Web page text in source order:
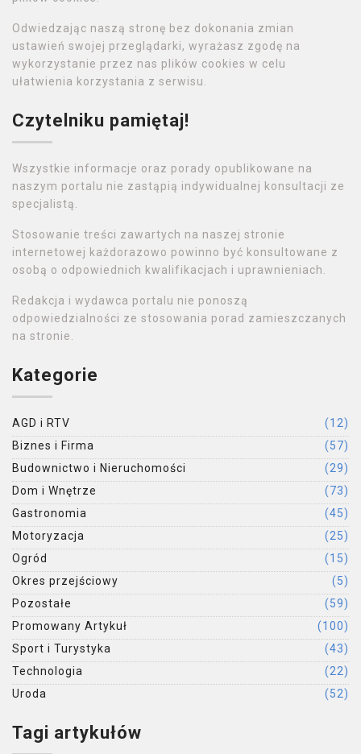
Odwiedzając naszą stronę bez dokonania zmian
ustawień swojej przeglądarki, wyrażasz zgodę na
wykorzystanie przez nas plików cookies w celu
ułatwienia korzystania z serwisu.
Czytelniku pamiętaj!
Wszystkie informacje oraz porady opublikowane na
naszym portalu nie zastąpią indywidualnej konsultacji ze
specjalistą.
Stosowanie treści zawartych na naszej stronie
internetowej każdorazowo powinno być konsultowane z
osobą o odpowiednich kwalifikacjach i uprawnieniach.
Redakcja i wydawca portalu nie ponoszą
odpowiedzialności ze stosowania porad zamieszczanych
na stronie.
Kategorie
AGD i RTV
(12)
Biznes i Firma
(57)
Budownictwo i Nieruchomości
(29)
Dom i Wnętrze
(73)
Gastronomia
(45)
Motoryzacja
(25)
Ogród
(15)
Okres przejściowy
(5)
Pozostałe
(59)
Promowany Artykuł
(100)
Sport i Turystyka
(43)
Technologia
(22)
Uroda
(52)
Tagi artykułów